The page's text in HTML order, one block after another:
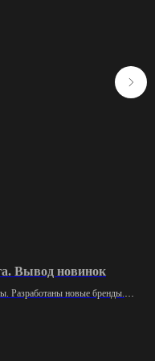
Вывод новинок
Разработаны новые бренды.